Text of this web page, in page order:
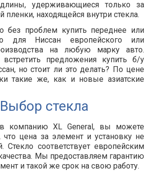
длины, удерживающиеся только за
пленки, находящейся внутри стекла.
без проблем купить переднее или
для Ниссан европейского или
на любую марку авто.
предложения купить б/у
но стоит ли это делать? По цене
такие же, как и новые азиатские
Выбор стекла
компанию XL General, вы можете
цена за элемент и установку не
Стекло соответствует европейским
Мы предоставляем гарантию
и такой же срок на свою работу.